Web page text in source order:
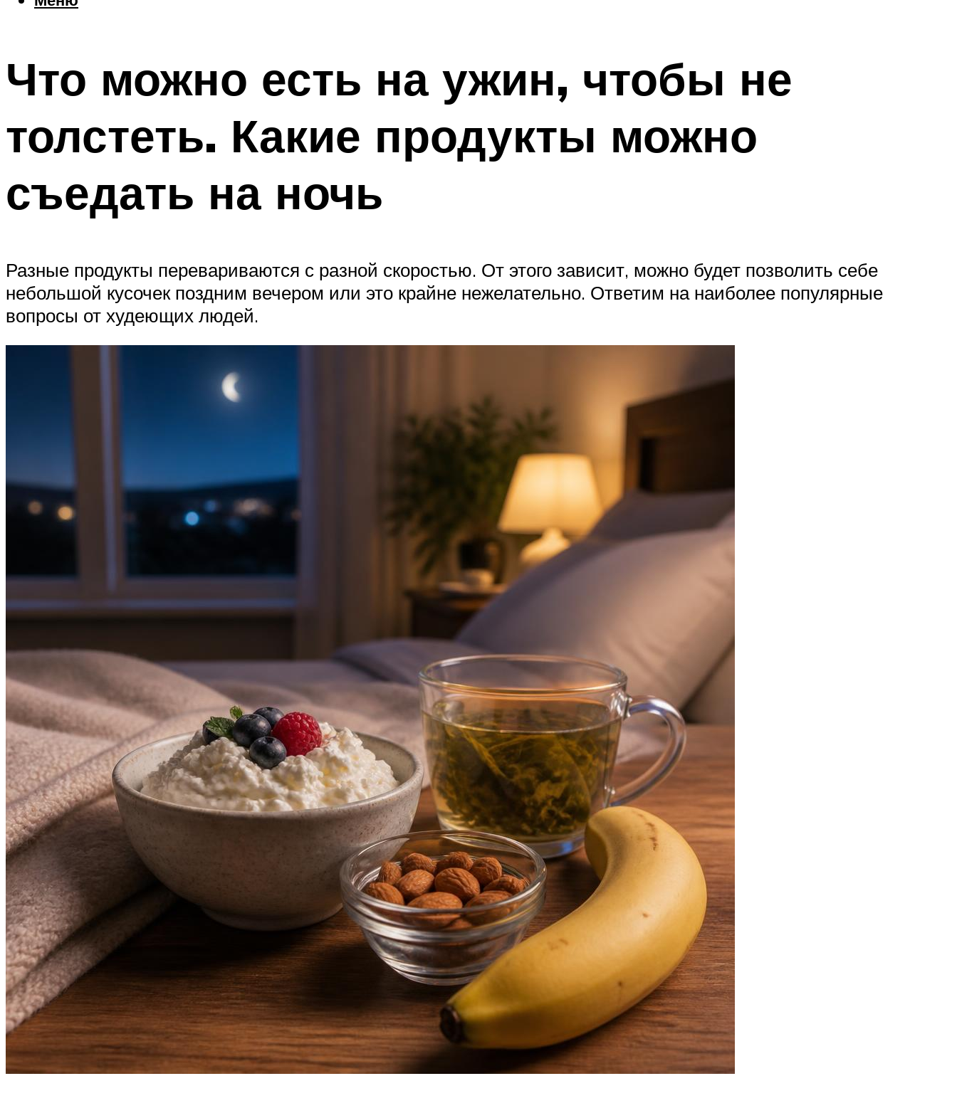
Что можно есть на ужин, чтобы не
толстеть. Какие продукты можно
съедать на ночь
Разные продукты перевариваются с разной скоростью. От этого зависит, можно будет позволить себе
небольшой кусочек поздним вечером или это крайне нежелательно. Ответим на наиболее популярные
вопросы от худеющих людей.